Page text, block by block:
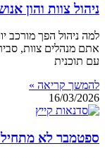
ניהול צוות והון
למה ניהול הפך מורכב
אתם מנהלים צוות,
עם תוכנית
להמשך קריאה »
16/03/2026
ספטמבר לא